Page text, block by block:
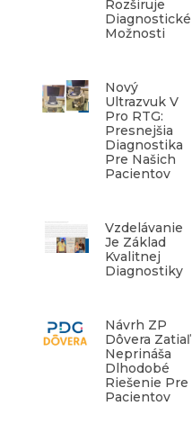
Rozširuje
Diagnostické
Možnosti
Nový
Ultrazvuk V
Pro RTG:
Presnejšia
Diagnostika
Pre Našich
Pacientov
Vzdelávanie
Je Základ
Kvalitnej
Diagnostiky
Návrh ZP
Dôvera Zatiaľ
Neprináša
Dlhodobé
Riešenie Pre
Pacientov